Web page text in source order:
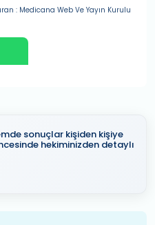
: Medicana Web Ve Yayın Kurulu
sonuçlar kişiden kişiye
hekiminizden detaylı